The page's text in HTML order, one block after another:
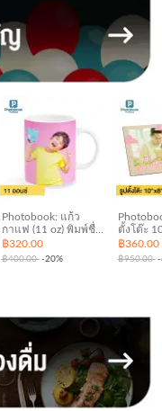
Photobook: แก้ว
กาแฟ (11 oz) พิมพ์ชื่อ
หรือใส่รูปที่ชอบ
ของใช้ในครัว ของใช้
฿320.00
฿400.00 -20%
ตั้งโต๊ะ
แต่งบ้าน
คุณเลือก
฿360.00
฿950.00 -